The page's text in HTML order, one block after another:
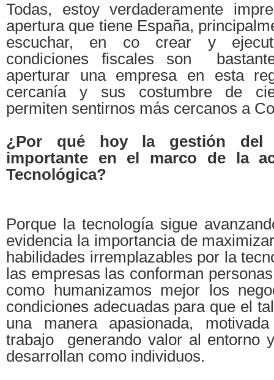
Todas, estoy verdaderamente
apertura que tiene España,
escuchar, en co crear y
condiciones fiscales son
aperturar una empresa en esta
cercanía y sus costumbre de
permiten sentirnos más cercanos a
¿Por qué hoy la gestión del
importante en el marco de la
Tecnológica?
Porque la tecnología sigue
evidencia la importancia de
habilidades irremplazables por la
las empresas las conforman
como humanizamos mejor los
condiciones adecuadas para que el
una manera apasionada,
trabajo generando valor al entorno
desarrollan como individuos.